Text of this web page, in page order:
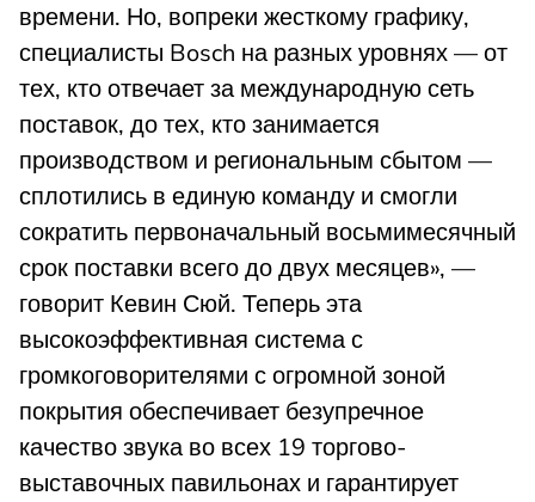
времени. Но, вопреки жесткому графику,
специалисты Bosch на разных уровнях — от
тех, кто отвечает за международную сеть
поставок, до тех, кто занимается
производством и региональным сбытом —
сплотились в единую команду и смогли
сократить первоначальный восьмимесячный
срок поставки всего до двух месяцев», —
говорит Кевин Сюй. Теперь эта
высокоэффективная система с
громкоговорителями с огромной зоной
покрытия обеспечивает безупречное
качество звука во всех 19 торгово-
выставочных павильонах и гарантирует